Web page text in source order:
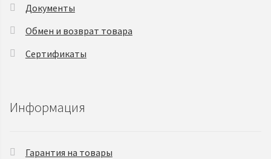
Документы
Обмен и возврат товара
Сертификаты
Информация
Гарантия на товары